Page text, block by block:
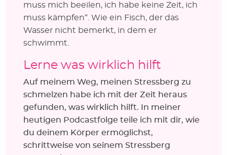
muss mich beeilen, ich habe keine Zeit, ich
muss kämpfen“. Wie ein Fisch, der das
Wasser nicht bemerkt, in dem er
schwimmt.
Lerne was wirklich hilft
Auf meinem Weg, meinen Stressberg zu
schmelzen habe ich mit der Zeit heraus
gefunden, was wirklich hilft. In meiner
heutigen Podcastfolge teile ich mit dir, wie
du deinem Körper ermöglichst,
schrittweise von seinem Stressberg